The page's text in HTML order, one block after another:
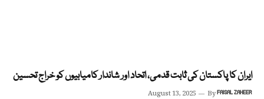
ایران کا پاکستان کی ثابت قدمی، اتحاد اور شاندار کامیابیوں کو خراج تحسین
August 13, 2025 ByFAISAL ZAHEER